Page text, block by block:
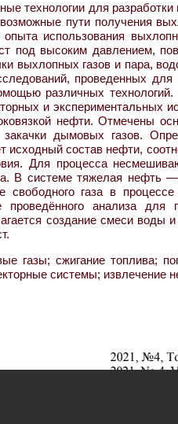
технологии для
пути получения
использования
под высоким давлением,
выхлопных газов и пара,
проведенных
различных
и экспериментальных
нефти. Отмечены
дымовых газов.
исходный состав нефти,
Для процесса
В системе тяжелая нефть
газа в процессе
анализа для
создание смеси воды
газы; сжигание топлива;
системы; извлечение